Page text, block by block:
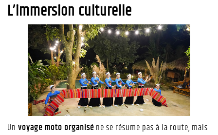
L’immersion culturelle
Un voyage moto organiséne se résume pas à la route, mais